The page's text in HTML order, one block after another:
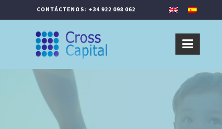
CONTÁCTENOS: +34 922 098 062